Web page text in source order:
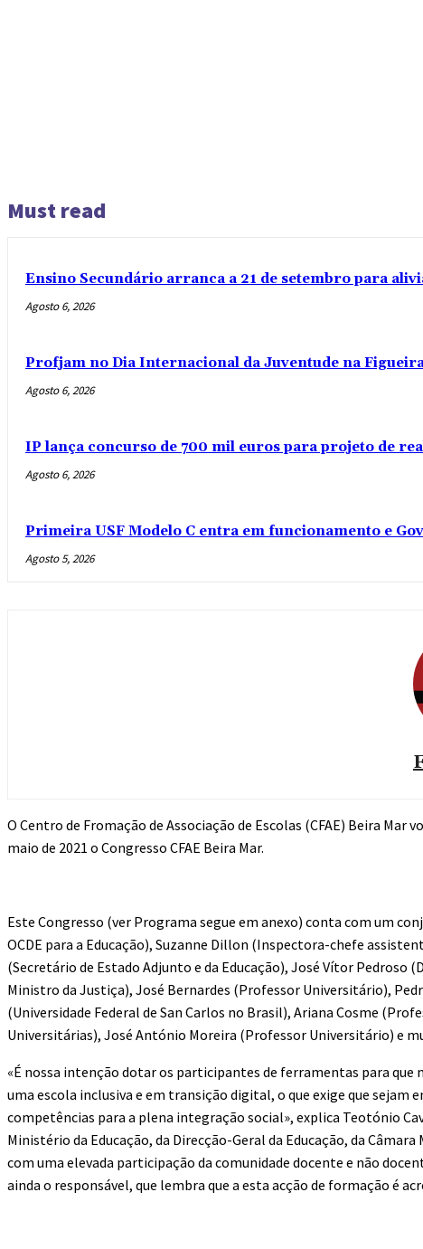
Must read
Ensino Secundário arranca a 21 de setembro para
Agosto 6, 2026
Profjam no Dia Internacional da Juventude na
Agosto 6, 2026
IP lança concurso de 700 mil euros para projeto de
Agosto 6, 2026
Primeira USF Modelo C entra em funcionamento e
Agosto 5, 2026
O Centro de Fromação de Associação de Escolas (CFAE) Beira Mar
maio de 2021 o Congresso CFAE Beira Mar.
Este Congresso (ver Programa segue em anexo) conta com um
OCDE para a Educação), Suzanne Dillon (Inspectora-chefe
(Secretário de Estado Adjunto e da Educação), José Vítor
Ministro da Justiça), José Bernardes (Professor Universitário),
(Universidade Federal de San Carlos no Brasil), Ariana Cosme
Universitárias), José António Moreira (Professor Universitário) e
«É nossa intenção dotar os participantes de ferramentas para
uma escola inclusiva e em transição digital, o que exige que sejam
competências para a plena integração social», explica Teotónio
Ministério da Educação, da Direcção-Geral da Educação, da
com uma elevada participação da comunidade docente e não
ainda o responsável, que lembra que a esta acção de formação é